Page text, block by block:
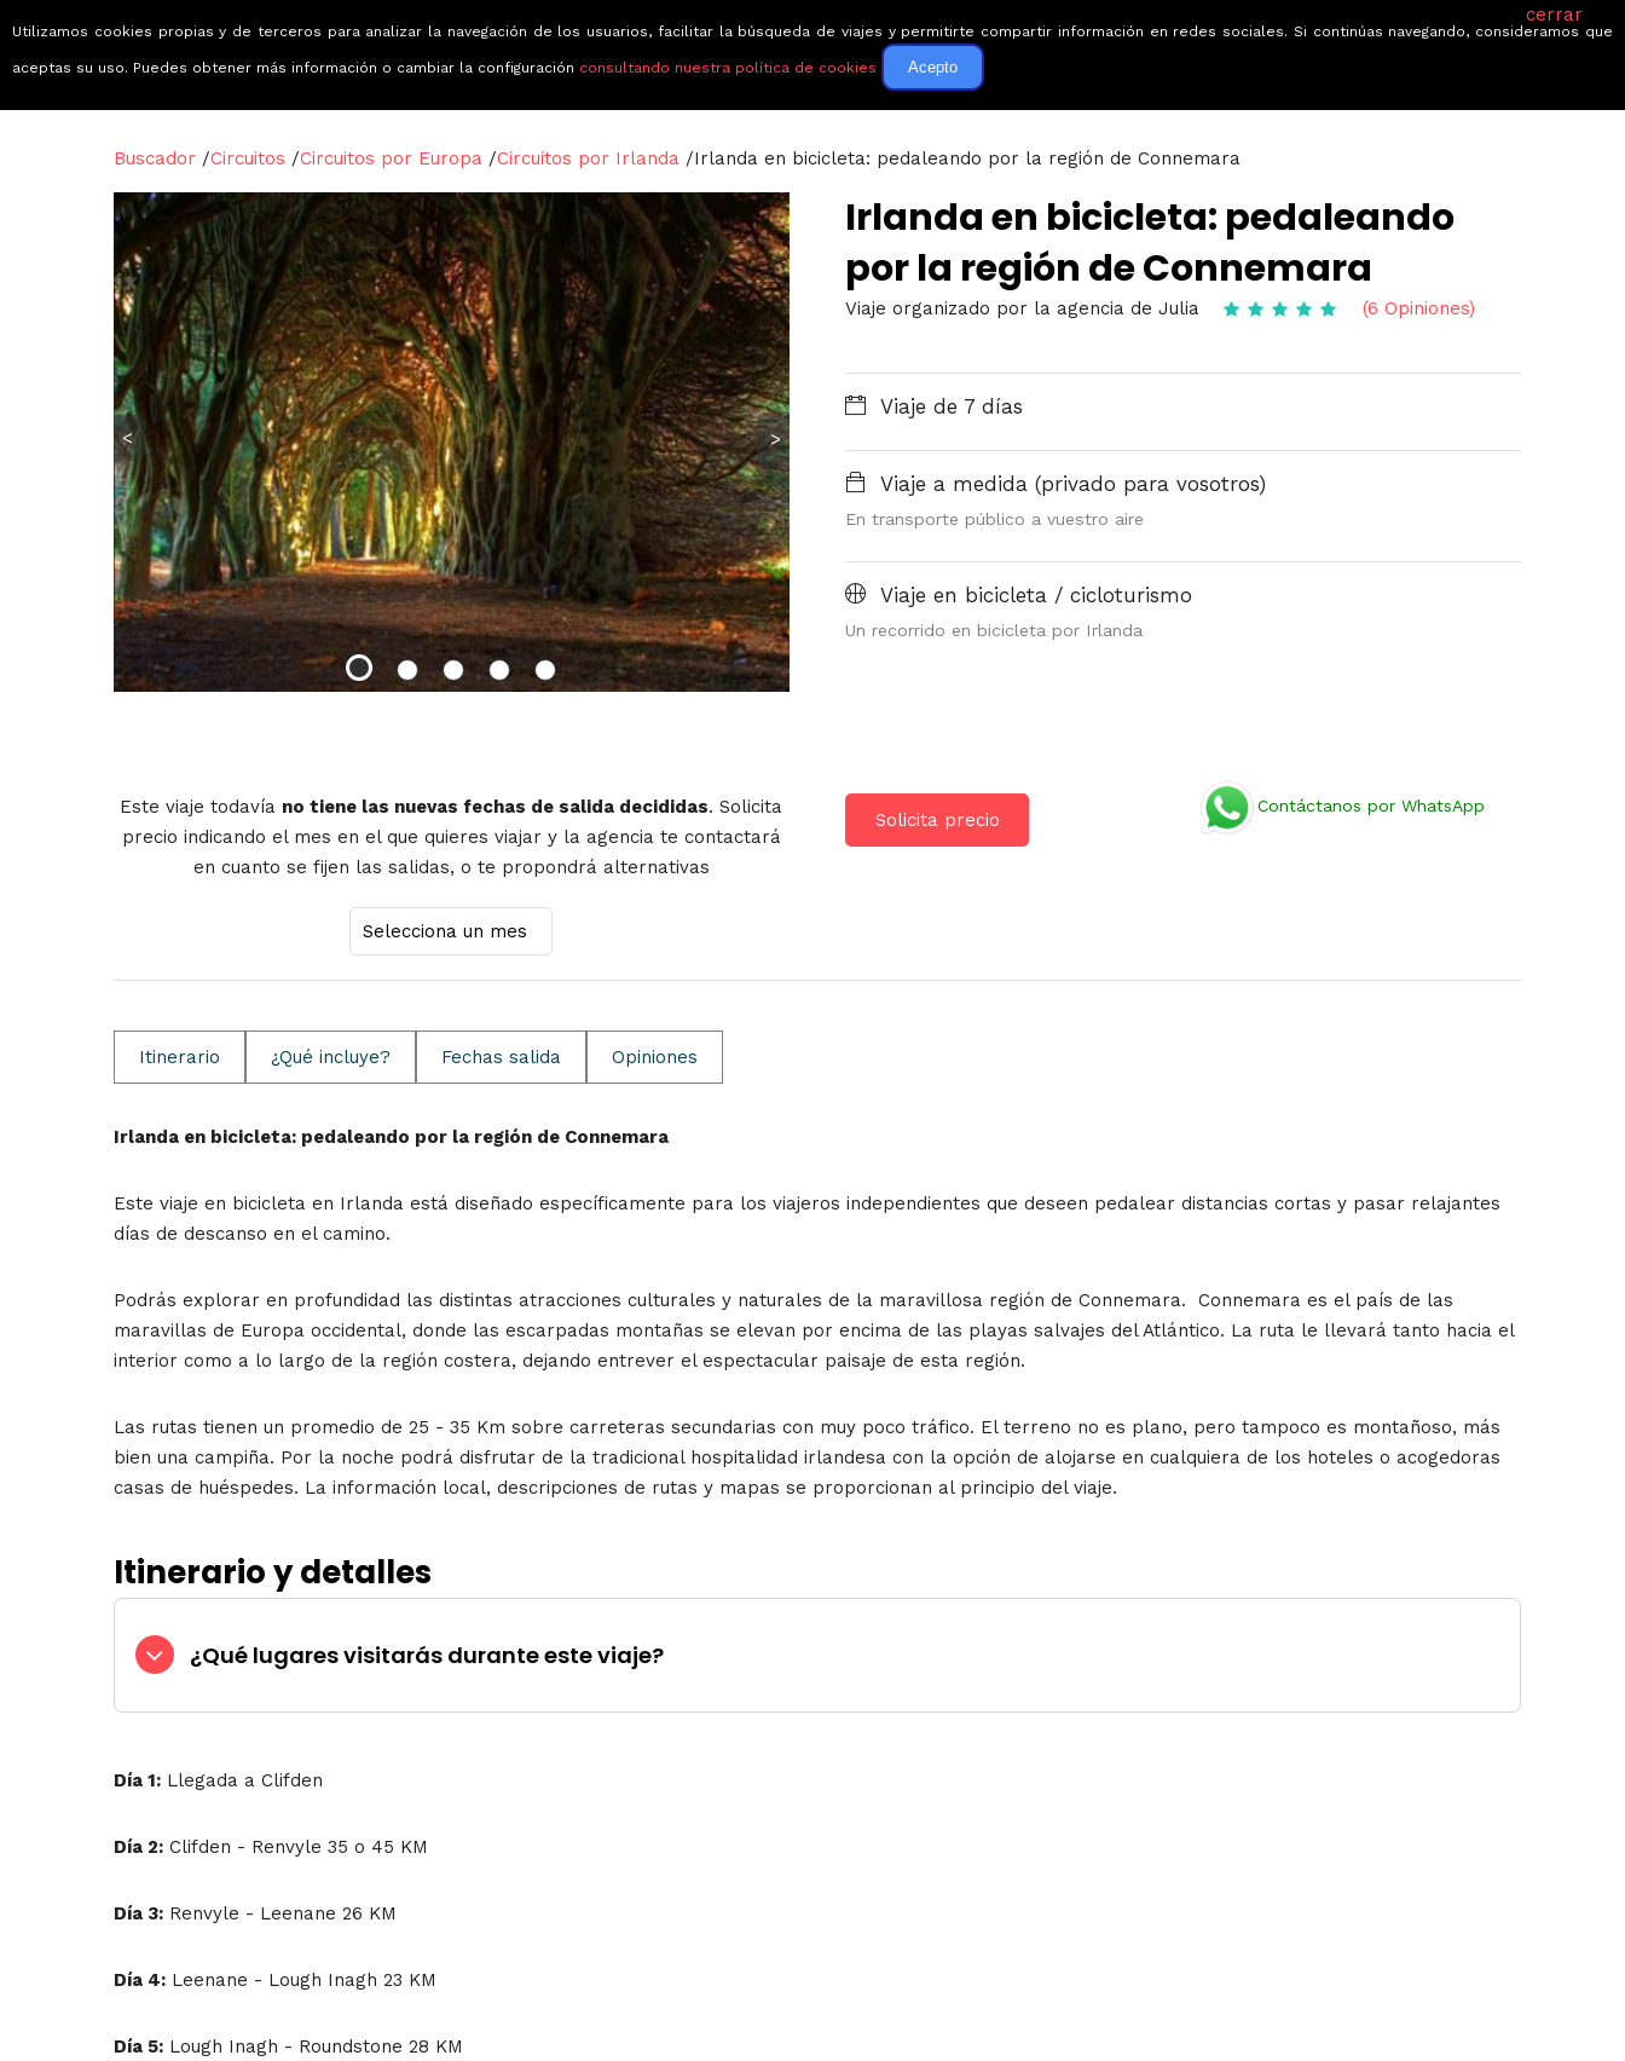
Circuitos Guías de viaje Ofertas Blog Quiénes somos
Buscador /Circuitos /Circuitos por Europa /Circuitos por Irlanda /Irlanda en bicicleta: pedaleando por la región de Connemara
< >
Irlanda en bicicleta: pedaleando
por la región de Connemara
Viaje organizado por la agencia de Julia (6 Opiniones)
Viaje de 7 días
Viaje a medida (privado para vosotros)
En transporte público a vuestro aire
Viaje en bicicleta / cicloturismo
Un recorrido en bicicleta por Irlanda
Este viaje todavía no tiene las nuevas fechas de salida decididas. Solicita
precio indicando el mes en el que quieres viajar y la agencia te contactará
en cuanto se fijen las salidas, o te propondrá alternativas
Solicita precio
Contáctanos por WhatsApp
Itinerario ¿Qué incluye? Fechas salida Opiniones
Irlanda en bicicleta: pedaleando por la región de Connemara
Este viaje en bicicleta en Irlanda está diseñado específicamente para los viajeros independientes que deseen pedalear distancias cortas y pasar relajantes
días de descanso en el camino.
Podrás explorar en profundidad las distintas atracciones culturales y naturales de la maravillosa región de Connemara. Connemara es el país de las
maravillas de Europa occidental, donde las escarpadas montañas se elevan por encima de las playas salvajes del Atlántico. La ruta le llevará tanto hacia el
interior como a lo largo de la región costera, dejando entrever el espectacular paisaje de esta región.
Las rutas tienen un promedio de 25 - 35 Km sobre carreteras secundarias con muy poco tráfico. El terreno no es plano, pero tampoco es montañoso, más
bien una campiña. Por la noche podrá disfrutar de la tradicional hospitalidad irlandesa con la opción de alojarse en cualquiera de los hoteles o acogedoras
casas de huéspedes. La información local, descripciones de rutas y mapas se proporcionan al principio del viaje.
Itinerario y detalles
¿Qué lugares visitarás durante este viaje?
Día 1: Llegada a Clifden
Día 2: Clifden - Renvyle 35 o 45 KM
Día 3: Renvyle - Leenane 26 KM
Día 4: Leenane - Lough Inagh 23 KM
Día 5: Lough Inagh - Roundstone 28 KM
cerrar
Utilizamos cookies propias y de terceros para analizar la navegación de los usuarios, facilitar la búsqueda de viajes y permitirte compartir información en redes sociales. Si continúas navegando, consideramos que
aceptas su uso. Puedes obtener más información o cambiar la configuración consultando nuestra política de cookies Acepto